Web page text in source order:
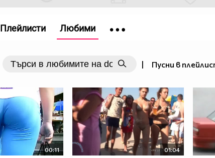
| Пусни в
00:11 01:04
Плейлисти Любими